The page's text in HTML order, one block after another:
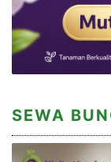
SEWA